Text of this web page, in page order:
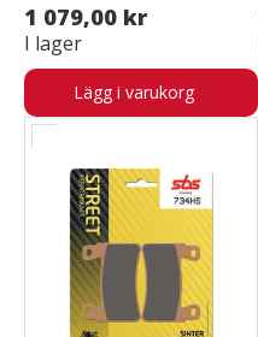
1 079,00 kr
I lager
Lägg i varukorg